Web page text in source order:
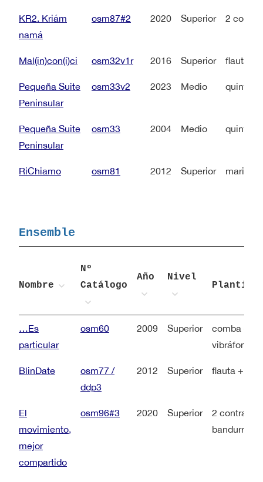
KR2. Kriám
namá
osm87#2 2020 Superior 2
Mal(in)con(i)ci osm32v1r 2016 Superior flauta +
Pequeña Suite
Peninsular
osm33v2 2023 Medio quinteto
Pequeña Suite
Peninsular
osm33 2004 Medio quinteto
RiChiamo osm81 2012 Superior
Ensemble
Nombre
Nº
Catálogo
Año Nivel
…Es
particular
osm60 2009 Superior
comba +
vibráfono +
BlinDate
osm77 /
ddp3
2012 Superior flauta +
El
movimiento,
mejor
compartido
osm96#3 2020 Superior
2
bandurrias